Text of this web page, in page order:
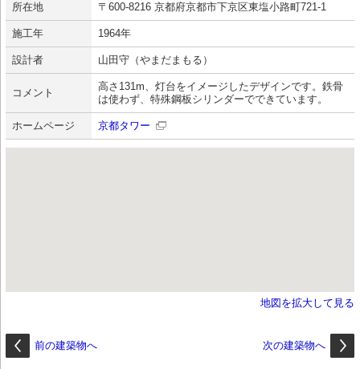
所在地 〒600-8216 京都府京都市下京区東塩小路町721-1
施工年 1964年
設計者 山田守（やまだまもる）
コメント
高さ131m、灯台をイメージしたデザインです。鉄骨
は使わず、特殊鋼板シリンダーでできています。
ホームページ 京都タワー
地図を拡大して見る
前の建築物へ 次の建築物へ